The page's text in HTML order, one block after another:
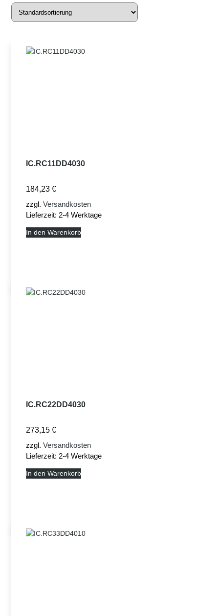
IC.RC11DD4030
184,23 €
zzgl. Versandkosten
Lieferzeit: 2-4 Werktage
In den Warenkorb
IC.RC22DD4030
273,15 €
zzgl. Versandkosten
Lieferzeit: 2-4 Werktage
In den Warenkorb